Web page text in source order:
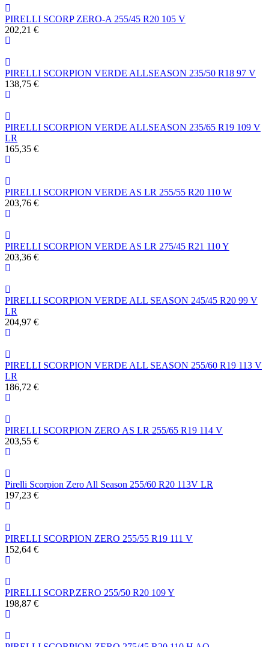
PIRELLI SCORP ZERO-A 255/45 R20 105 V
202,21 €
PIRELLI SCORPION VERDE ALLSEASON 235/50 R18 97 V
138,75 €
PIRELLI SCORPION VERDE ALLSEASON 235/65 R19 109 V
LR
165,35 €
PIRELLI SCORPION VERDE AS LR 255/55 R20 110 W
203,76 €
PIRELLI SCORPION VERDE AS LR 275/45 R21 110 Y
203,36 €
PIRELLI SCORPION VERDE ALL SEASON 245/45 R20 99 V
LR
204,97 €
PIRELLI SCORPION VERDE ALL SEASON 255/60 R19 113 V
LR
186,72 €
PIRELLI SCORPION ZERO AS LR 255/65 R19 114 V
203,55 €
Pirelli Scorpion Zero All Season 255/60 R20 113V LR
197,23 €
PIRELLI SCORPION ZERO 255/55 R19 111 V
152,64 €
PIRELLI SCORP.ZERO 255/50 R20 109 Y
198,87 €